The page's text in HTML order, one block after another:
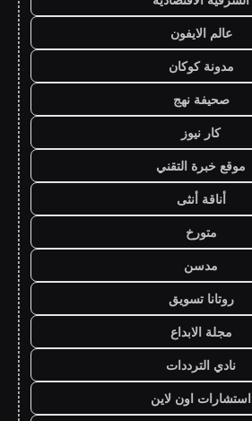
عالم الايفون
مدونة كوكان
صحيفة نهج
كار نيوز
موقع خبرة التقني
أناقة أنثى
متورخ
مدسن
روتانا تسويق
مجلة الابداع
نادي الترددات
استشارات اون لاين